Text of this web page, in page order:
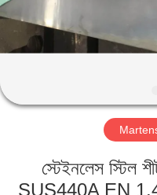
ভিডিও
আমাদের
সম্পর্কে
কারখানাস্টেইনলেস স্টিল
SUS440A EN